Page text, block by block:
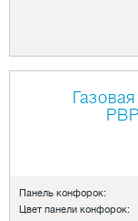
Панель конфорок:
Цвет панели конфорок: